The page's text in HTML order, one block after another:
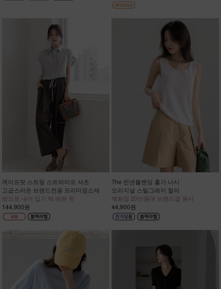
케이프핏 스트링 스트라이프 셔츠
고급스러운 브랜드전용 프리미엄소재
밖으로 내어 입기 딱 예쁜 핏
144,900원
The 린넨블렌딩 홀가 나시
오리지널 스틸그레이 컬러
백화점 20만원대 브랜드급 원사
44,900원